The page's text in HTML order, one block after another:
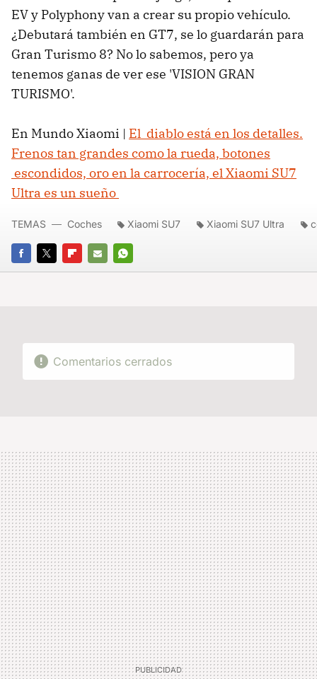
EV y Polyphony van a crear su propio vehículo.
¿Debutará también en GT7, se lo guardarán para
Gran Turismo 8? No lo sabemos, pero ya
tenemos ganas de ver ese 'VISION GRAN
TURISMO'.
En Mundo Xiaomi | El diablo está en los detalles.
Frenos tan grandes como la rueda, botones
escondidos, oro en la carrocería, el Xiaomi SU7
Ultra es un sueño
FACEBOOK
TWITTERFLIPBOARD
E-
WHATSAPP
TEMAS Coches Xiaomi SU7 Xiaomi SU7 Ultra
Comentarios cerrados